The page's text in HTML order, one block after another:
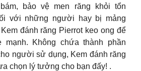
bảo vệ men răng khỏi tổn
với những người hay bị mảng
đánh răng Pierrot keo ong để
mạnh. Không chứa thành phần
người sử dụng, Kem đánh răng
chọn lý tưởng cho bạn đấy! .